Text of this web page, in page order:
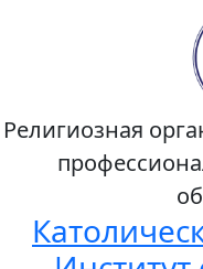
Религиозная